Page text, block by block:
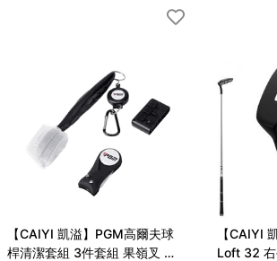
【CAIYI 凱溢】PGM高爾夫球
桿清潔套組 3件套組 果嶺叉 雙
【CAIYI
Loft 32 右